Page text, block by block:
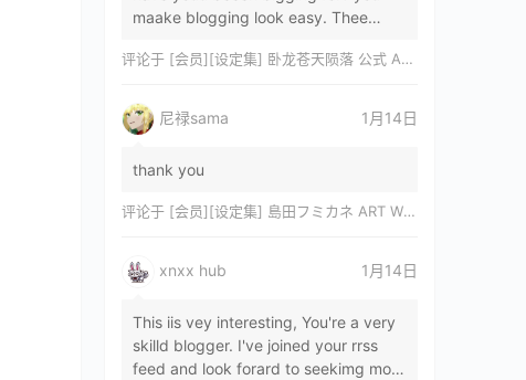
maake blogging look easy. Thee
magnificent, let…
评论于 [会员][设定集] 卧龙苍天陨落 公式 ARTWORKS[DL]
尼禄sama 1月14日
thank you
评论于 [会员][设定集] 島田フミカネ ART WORKS EXTRA Luminous Witches[DL]
xnxx hub 1月14日
This iis vey interesting, You're a very
skilld blogger. I've joined your rrss
feed and look forard to seekimg mor